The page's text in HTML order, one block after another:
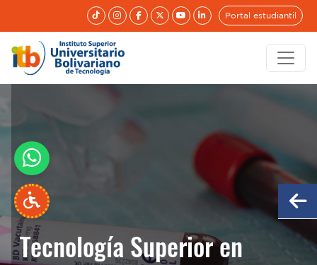
Portal estudiantil
Tecnología Superior en
Tecnología Superior en